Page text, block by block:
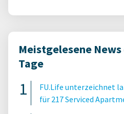
Meistgelesene
Tage
FU.Life unterzeichnet
für 217 Serviced